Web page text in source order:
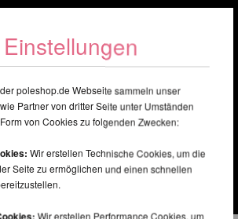
poleshop.de Webseite sammeln unser
Partner von dritter Seite unter Umständen
von Cookies zu folgenden Zwecken:
Wir erstellen Technische Cookies, um die
Seite zu ermöglichen und einen schnellen
Wir erstellen Performance Cookies, um